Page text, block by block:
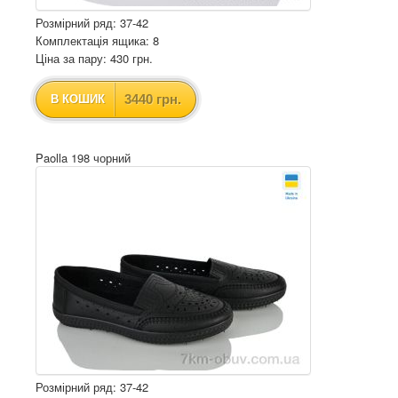
Розмірний ряд: 37-42
Комплектація ящика: 8
Ціна за пару: 430 грн.
В КОШИК 3440 грн.
Paolla 198 чорний
Розмірний ряд: 37-42